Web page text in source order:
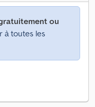
ou
à toutes les